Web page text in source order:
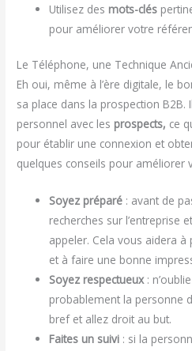
Utilisez des mots-clés
pour améliorer votre
Le Téléphone, une Technique
Eh oui, même à l’ère digitale, le
sa place dans la prospection
personnel avec les prospects, ce
pour établir une connexion et
quelques conseils pour améliorer
Soyez préparé : avant de
recherches sur l’entreprise
appeler. Cela vous aidera
et à faire une bonne
Soyez respectueux:
probablement la personne
bref et allez droit au but.
Faites un suivi : si la